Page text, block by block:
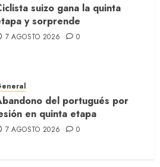
suizo gana la quinta
y sorprende
7 AGOSTO 2026 0
del portugués por
en quinta etapa
7 AGOSTO 2026 0